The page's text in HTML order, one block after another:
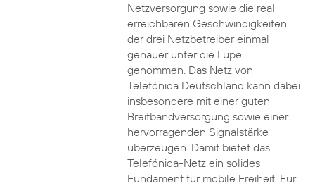
Netzversorgung sowie die real
erreichbaren Geschwindigkeiten
der drei Netzbetreiber einmal
genauer unter die Lupe
genommen. Das Netz von
Telefónica Deutschland kann dabei
insbesondere mit einer guten
Breitbandversorgung sowie einer
hervorragenden Signalstärke
überzeugen. Damit bietet das
Telefónica-Netz ein solides
Fundament für mobile Freiheit. Für